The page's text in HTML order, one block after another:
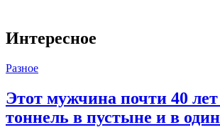
Интересное
Разное
Этот мужчина почти 40
тоннель в пустыне и в